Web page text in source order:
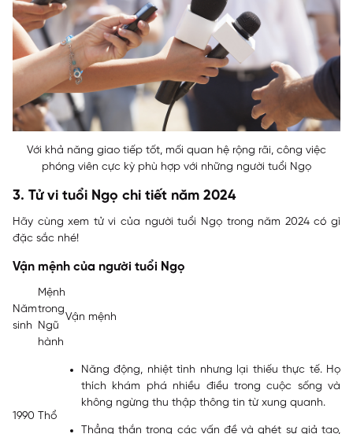
Với khả năng giao tiếp tốt, mối quan hệ rộng rãi, công việc
phóng viên cực kỳ phù hợp với những người tuổi Ngọ
3. Tử vi tuổi Ngọ chi tiết năm 2024
Hãy cùng xem tử vi của người tuổi Ngọ trong năm 2024 có gì
đặc sắc nhé!
Vận mệnh của người tuổi Ngọ
Năm
sinh
Mệnh
trong
Ngũ
hành
Vận mệnh
1990 Thổ
Năng động, nhiệt tình nhưng lại thiếu thực tế. Họ
thích khám phá nhiều điều trong cuộc sống và
không ngừng thu thập thông tin từ xung quanh.
Thẳng thắn trong các vấn đề và ghét sự giả tạo,